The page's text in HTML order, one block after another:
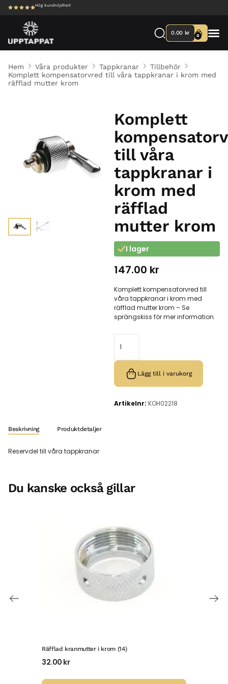
Hög kundnöjdhet!
0.00 kr 0
Hem Våra produkter Tappkranar
Tillbehör
Komplett kompensatorvred till våra tappkranar i krom med
räfflad mutter krom
Komplett
till våra
tappkranar i
krom med
räfflad
mutter krom
I lager
147.00 kr
Komplett kompensatorvred till
våra tappkranar i krom med
räfflad mutter krom – Se
sprängskiss för mer information.
Lägg till i varukorg
Artikelnr: KOH02218
Beskrivning Produktdetaljer
Reservdel till våra tappkranar
Du kanske också gillar
Räfflad kranmutter i krom (14)
32.00 kr